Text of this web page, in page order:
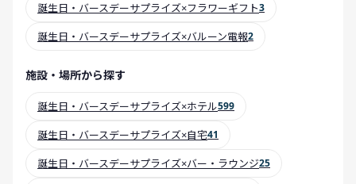
誕生日・バースデーサプライズ×フラワーギフト3
誕生日・バースデーサプライズ×バルーン電報2
施設・場所から探す
誕生日・バースデーサプライズ×ホテル599
誕生日・バースデーサプライズ×自宅41
誕生日・バースデーサプライズ×バー・ラウンジ25